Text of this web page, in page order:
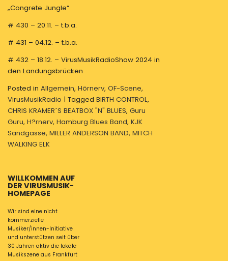
„Congrete Jungle“
# 430 – 20.11. – t.b.a.
# 431 – 04.12. – t.b.a.
# 432 – 18.12. – VirusMusikRadioShow 2024 in
den Landungsbrücken
Posted in Allgemein, Hörnerv, OF-Scene,
VirusMusikRadio | Tagged BIRTH CONTROL,
CHRIS KRAMER´S BEATBOX "N" BLUES, Guru
Guru, H?rnerv, Hamburg Blues Band, KJK
Sandgasse, MILLER ANDERSON BAND, MITCH
WALKING ELK
WILLKOMMEN AUF
DER VIRUSMUSIK-
HOMEPAGE
Wir sind eine nicht
kommerzielle
Musiker/innen-Initiative
und unterstützen seit über
30 Jahren aktiv die lokale
Musikszene aus Frankfurt